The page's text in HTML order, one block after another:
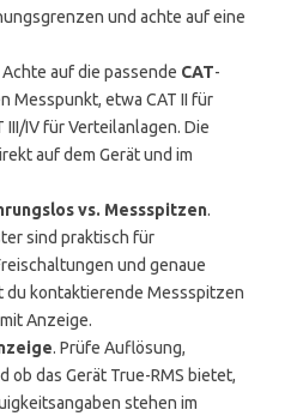
und achte auf eine
Achte auf die passende CAT-
Messpunkt, etwa CAT II für
III/IV für Verteilanlagen. Die
auf dem Gerät und im
vs. Messspitzen.
sind praktisch für
und genaue
du kontaktierende Messspitzen
Anzeige.
. Prüfe Auflösung,
ob das Gerät True-RMS bietet,
stehen im